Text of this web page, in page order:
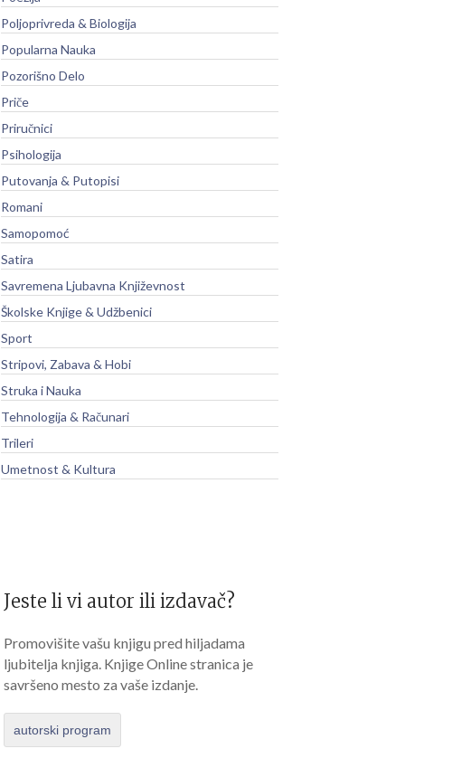
Poljoprivreda & Biologija
Popularna Nauka
Pozorišno Delo
Priče
Priručnici
Psihologija
Putovanja & Putopisi
Romani
Samopomoć
Satira
Savremena Ljubavna Književnost
Školske Knjige & Udžbenici
Sport
Stripovi, Zabava & Hobi
Struka i Nauka
Tehnologija & Računari
Trileri
Umetnost & Kultura
Jeste li vi autor ili izdavač?
Promovišite vašu knjigu pred hiljadama
ljubitelja knjiga. Knjige Online stranica je
savršeno mesto za vaše izdanje.
autorski program